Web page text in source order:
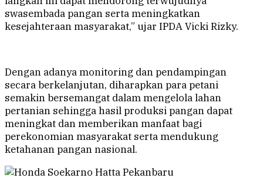
swasembada pangan serta meningkatkan
kesejahteraan masyarakat,” ujar IPDA Vicki Rizky.
Dengan adanya monitoring dan pendampingan
secara berkelanjutan, diharapkan para petani
semakin bersemangat dalam mengelola lahan
pertanian sehingga hasil produksi pangan dapat
meningkat dan memberikan manfaat bagi
perekonomian masyarakat serta mendukung
ketahanan pangan nasional.